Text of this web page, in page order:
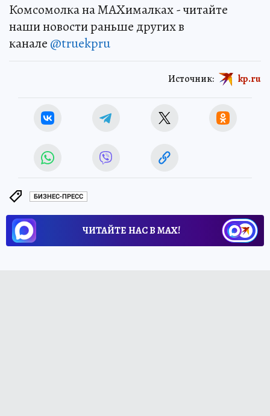
Комсомолка на MAXималках - читайте
наши новости раньше других в
канале @truekpru
Источник: kp.ru
БИЗНЕС-ПРЕСС
ЧИТАЙТЕ НАС В МАХ!